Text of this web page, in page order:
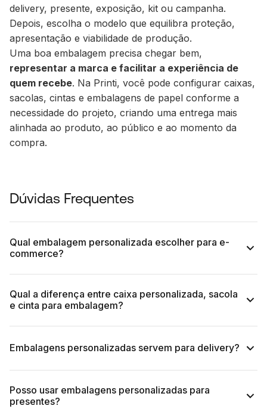
delivery, presente, exposição, kit ou campanha.
Depois, escolha o modelo que equilibra proteção,
apresentação e viabilidade de produção.
Uma boa embalagem precisa chegar bem,
representar a marca e facilitar a experiência de
quem recebe. Na Printi, você pode configurar caixas,
sacolas, cintas e embalagens de papel conforme a
necessidade do projeto, criando uma entrega mais
alinhada ao produto, ao público e ao momento da
compra.
Dúvidas Frequentes
Qual embalagem personalizada escolher para e-
commerce?
Qual a diferença entre caixa personalizada, sacola
e cinta para embalagem?
Embalagens personalizadas servem para delivery?
Posso usar embalagens personalizadas para
presentes?